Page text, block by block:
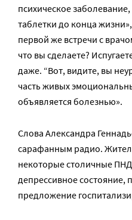
психическое
таблетки до конца
первой же встречи с
что вы сделаете?
даже. “Вот, видите, вы
часть живых
объявляется болезнью».
Слова Александра
сарафанным радио.
некоторые столичные
депрессивное
предложение